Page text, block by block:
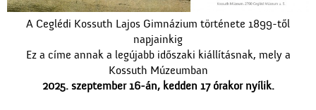
A Ceglédi Kossuth Lajos Gimnázium története 1899-től
napjainkig
Ez a címe annak a legújabb időszaki kiállításnak, mely a
Kossuth Múzeumban
2025. szeptember 16-án, kedden 17 órakor nyílik.